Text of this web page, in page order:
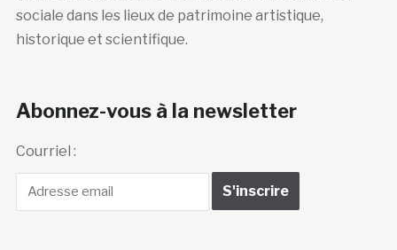
sociale dans les lieux de patrimoine artistique,
historique et scientifique.
Abonnez-vous à la newsletter
Courriel :